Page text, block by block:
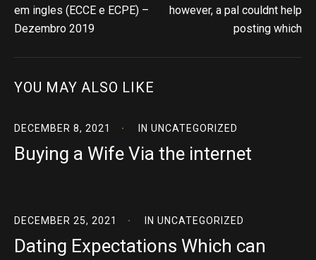
em ingles (ECCE e ECPE) –
Dezembro 2019
however, a pal couldnt help
posting which
YOU MAY ALSO LIKE
DECEMBER 8, 2021 IN UNCATEGORIZED
Buying a Wife Via the internet
DECEMBER 25, 2021 IN UNCATEGORIZED
Dating Expectations Which can